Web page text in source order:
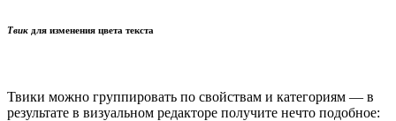
Твик для изменения цвета текста
Твики можно группировать по свойствам и категориям — в
результате в визуальном редакторе получите нечто подобное: